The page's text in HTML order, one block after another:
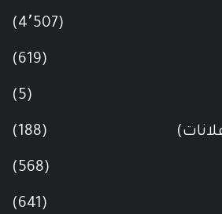
(4٬507)
(619)
(5)
(188)
(568)
(641)